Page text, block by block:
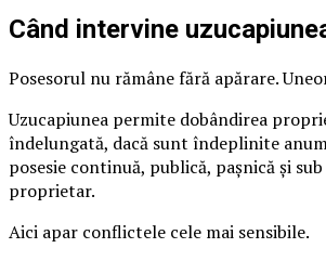
Când intervine
Posesorul nu rămâne fără apărare.
Uzucapiunea permite dobândirea
îndelungată, dacă sunt îndeplinite
posesie continuă, publică, pașnică și
proprietar.
Aici apar conflictele cele mai sensibile.